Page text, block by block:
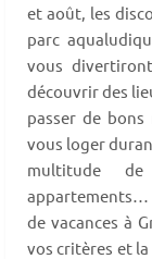
et août, les
parc
vous
découvrir des
passer de
vous loger
multitude
appartements…
de vacances à
vos critères et